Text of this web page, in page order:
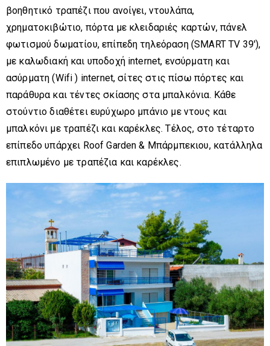
βοηθητικό τραπέζι που ανοίγει, ντουλάπα,
χρηματοκιβώτιο, πόρτα με κλειδαριές καρτών, πάνελ
φωτισμού δωματίου, επίπεδη τηλεόραση (SMART TV 39′),
με καλωδιακή και υποδοχή internet, ενσύρματη και
ασύρματη (Wifi ) internet, σίτες στις πίσω πόρτες και
παράθυρα και τέντες σκίασης στα μπαλκόνια. Κάθε
στούντιο διαθέτει ευρύχωρο μπάνιο με ντους και
μπαλκόνι με τραπέζι και καρέκλες.Τέλος, στο τέταρτο
επίπεδο υπάρχει Roof Garden & Μπάρμπεκιου, κατάλληλα
επιπλωμένο με τραπέζια και καρέκλες.